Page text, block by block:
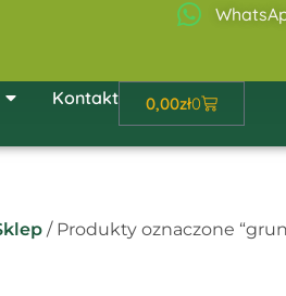
Kontakt 0,00zł0
Wózek
/ Produkty oznaczone